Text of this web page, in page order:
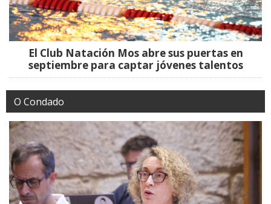
El Club Natación Mos abre sus puertas en
septiembre para captar jóvenes talentos
O Condado